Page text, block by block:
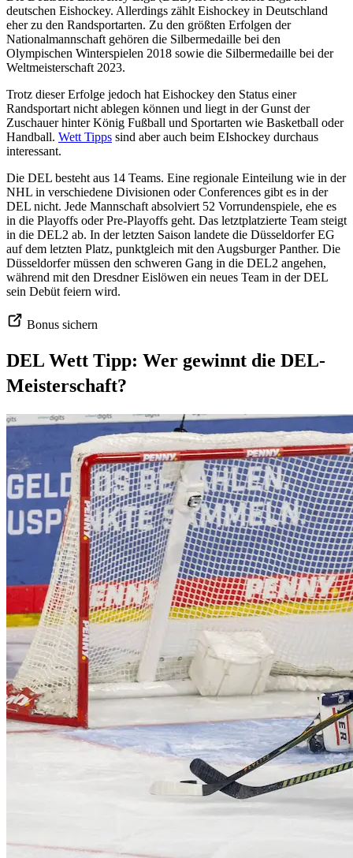
deutschen Eishockey. Allerdings zählt Eishockey in Deutschland
eher zu den Randsportarten. Zu den größten Erfolgen der
Nationalmannschaft gehören die Silbermedaille bei den
Olympischen Winterspielen 2018 sowie die Silbermedaille bei der
Weltmeisterschaft 2023.
Trotz dieser Erfolge jedoch hat Eishockey den Status einer
Randsportart nicht ablegen können und liegt in der Gunst der
Zuschauer hinter König Fußball und Sportarten wie Basketball oder
Handball. Wett Tipps sind aber auch beim EIshockey durchaus
interessant.
Die DEL besteht aus 14 Teams. Eine regionale Einteilung wie in der
NHL in verschiedene Divisionen oder Conferences gibt es in der
DEL nicht. Jede Mannschaft absolviert 52 Vorrundenspiele, ehe es
in die Playoffs oder Pre-Playoffs geht. Das letztplatzierte Team steigt
in die DEL2 ab. In der letzten Saison landete die Düsseldorfer EG
auf dem letzten Platz, punktgleich mit den Augsburger Panther. Die
Düsseldorfer müssen den schweren Gang in die DEL2 angehen,
während mit den Dresdner Eislöwen ein neues Team in der DEL
sein Debüt feiern wird.
Bonus sichern
DEL Wett Tipp: Wer gewinnt die DEL-
Meisterschaft?